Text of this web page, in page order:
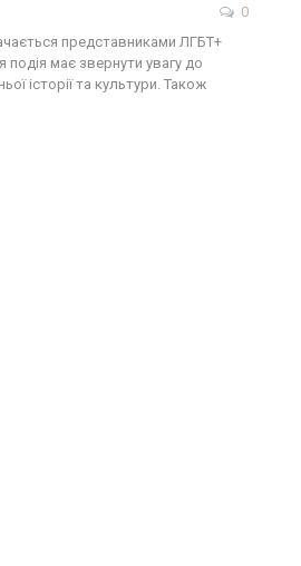
0
представниками ЛГБТ+
подія має звернути увагу до
історії та культури. Також